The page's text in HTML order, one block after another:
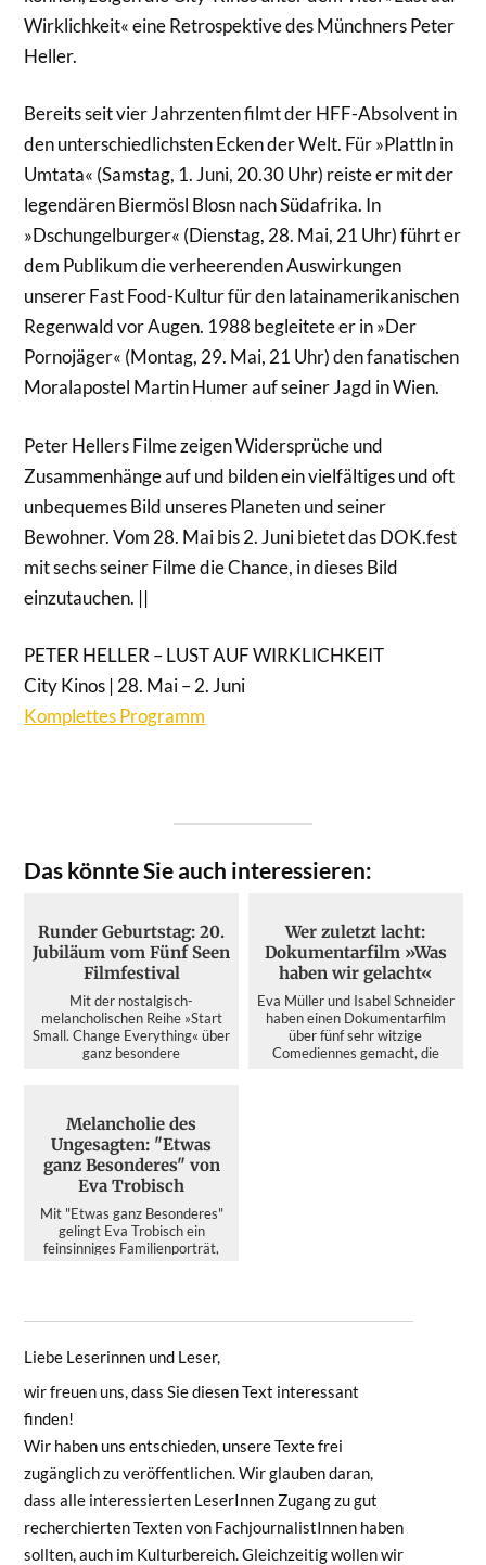
Wirklichkeit« eine Retrospektive des Münchners Peter
Heller.
Bereits seit vier Jahrzenten filmt der HFF-Absolvent in
den unterschiedlichsten Ecken der Welt. Für »Plattln in
Umtata« (Samstag, 1. Juni, 20.30 Uhr) reiste er mit der
legendären Biermösl Blosn nach Südafrika. In
»Dschungelburger« (Dienstag, 28. Mai, 21 Uhr) führt er
dem Publikum die verheerenden Auswirkungen
unserer Fast Food-Kultur für den latainamerikanischen
Regenwald vor Augen. 1988 begleitete er in »Der
Pornojäger« (Montag, 29. Mai, 21 Uhr) den fanatischen
Moralapostel Martin Humer auf seiner Jagd in Wien.
Peter Hellers Filme zeigen Widersprüche und
Zusammenhänge auf und bilden ein vielfältiges und oft
unbequemes Bild unseres Planeten und seiner
Bewohner. Vom 28. Mai bis 2. Juni bietet das DOK.fest
mit sechs seiner Filme die Chance, in dieses Bild
einzutauchen. ||
PETER HELLER – LUST AUF WIRKLICHKEIT
City Kinos | 28. Mai – 2. Juni
Komplettes Programm
Das könnte Sie auch interessieren:
Runder Geburtstag: 20.
Jubiläum vom Fünf Seen
Filmfestival
Mit der nostalgisch-
melancholischen Reihe »Start
Small. Change Everything« über
ganz besondere
Wer zuletzt lacht:
Dokumentarfilm »Was
haben wir gelacht«
Eva Müller und Isabel Schneider
haben einen Dokumentarfilm
über fünf sehr witzige
Comediennes gemacht, die
Melancholie des
Ungesagten: "Etwas
ganz Besonderes" von
Eva Trobisch
Mit "Etwas ganz Besonderes"
gelingt Eva Trobisch ein
feinsinniges Familienporträt,
Liebe Leserinnen und Leser,
wir freuen uns, dass Sie diesen Text interessant
finden!
Wir haben uns entschieden, unsere Texte frei
zugänglich zu veröffentlichen. Wir glauben daran,
dass alle interessierten LeserInnen Zugang zu gut
recherchierten Texten von FachjournalistInnen haben
sollten, auch im Kulturbereich. Gleichzeitig wollen wir